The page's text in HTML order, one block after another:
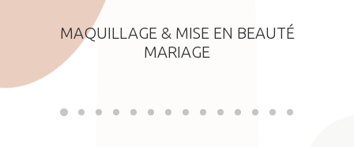
MAQUILLAGE & MISE EN BEAUTÉ
MARIAGE